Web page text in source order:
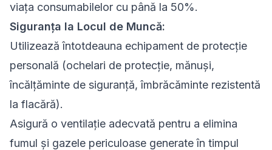
viața consumabilelor cu până la 50%.
Siguranța la Locul de Muncă:
Utilizează întotdeauna echipament de protecție
personală (ochelari de protecție, mănuși,
încălțăminte de siguranță, îmbrăcăminte rezistentă
la flacără).
Asigură o ventilație adecvată pentru a elimina
fumul și gazele periculoase generate în timpul